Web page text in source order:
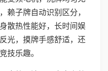
赖子牌自动识别区分，
散热性能好，长时间娱
光，摸牌手感舒适，还
技乐趣。